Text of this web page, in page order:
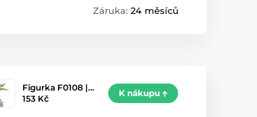
Záruka: 24 měsíců
Figurka F0108 |…
153 Kč
K nákupu